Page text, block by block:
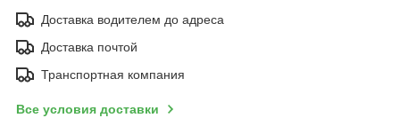
Доставка водителем до адреса
Доставка почтой
Транспортная компания
Все условия доставки